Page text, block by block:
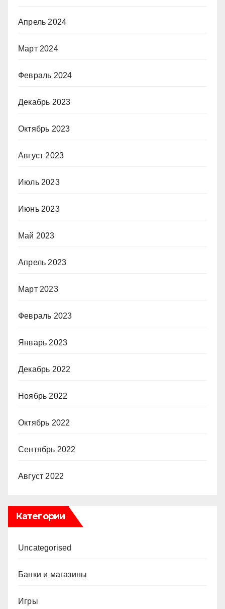
Апрель 2024
Март 2024
Февраль 2024
Декабрь 2023
Октябрь 2023
Август 2023
Июль 2023
Июнь 2023
Май 2023
Апрель 2023
Март 2023
Февраль 2023
Январь 2023
Декабрь 2022
Ноябрь 2022
Октябрь 2022
Сентябрь 2022
Август 2022
Категории
Uncategorised
Банки и магазины
Игры